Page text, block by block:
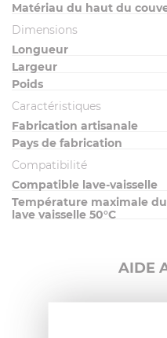
Matériau du haut du
Dimensions
Longueur
Largeur
Poids
Caractéristiques
Fabrication artisanale
Pays de fabrication
Compatibilité
Compatible lave-vaisselle
Température maximale du
lave vaisselle 50°C
AIDE